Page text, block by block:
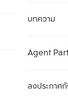
บทความ
Agent
ลงประกาศกั